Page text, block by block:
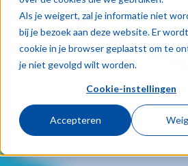
Als je weigert, zal je informatie niet
bij je bezoek aan deze website. Er
cookie in je browser geplaatst om te
je niet gevolgd wilt worden.
Cookie-instellingen
Accepteren